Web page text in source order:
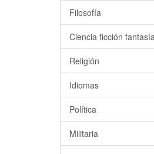
Filosofía
Ciencia ficción
Religión
Idiomas
Política
Militaria